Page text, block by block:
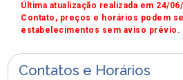
Última atualização realizada em 24/
Contato, preços e horários podem
estabelecimentos sem aviso prévio.
Contatos e Horários